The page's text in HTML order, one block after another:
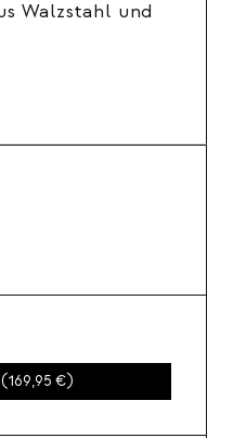
Walzstahl und
(169,95 )